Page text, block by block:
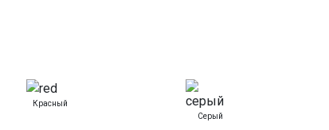
Красный
Серый